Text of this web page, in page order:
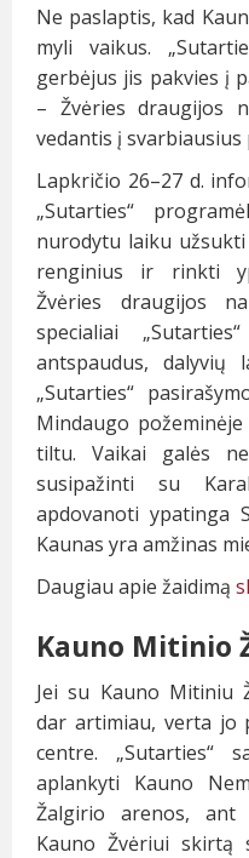
Ne paslaptis, kad
myli vaikus.
gerbėjus jis pakvies į
– Žvėries draugijos
vedantis į
Lapkričio 26–27 d.
„Sutarties“
nurodytu laiku užsukti
renginius ir rinkti
Žvėries draugijos
specialiai
antspaudus, dalyvių
„Sutarties“
Mindaugo
tiltu. Vaikai galės
susipažinti su
apdovanoti ypatinga
Kaunas yra amžinas
Daugiau apie žaidimą
Kauno Mitinio
Jei su Kauno Mitiniu
dar artimiau, verta jo
centre. „Sutarties“
aplankyti Kauno
Žalgirio arenos, ant
Kauno Žvėriui skirtą